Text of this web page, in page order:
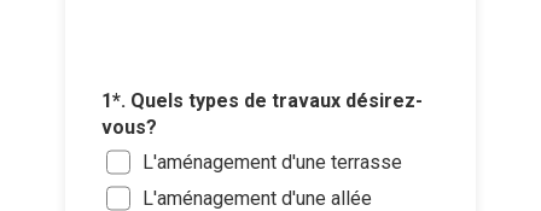
1*. Quels types de travaux désirez-
vous?
L'aménagement d'une terrasse
L'aménagement d'une allée